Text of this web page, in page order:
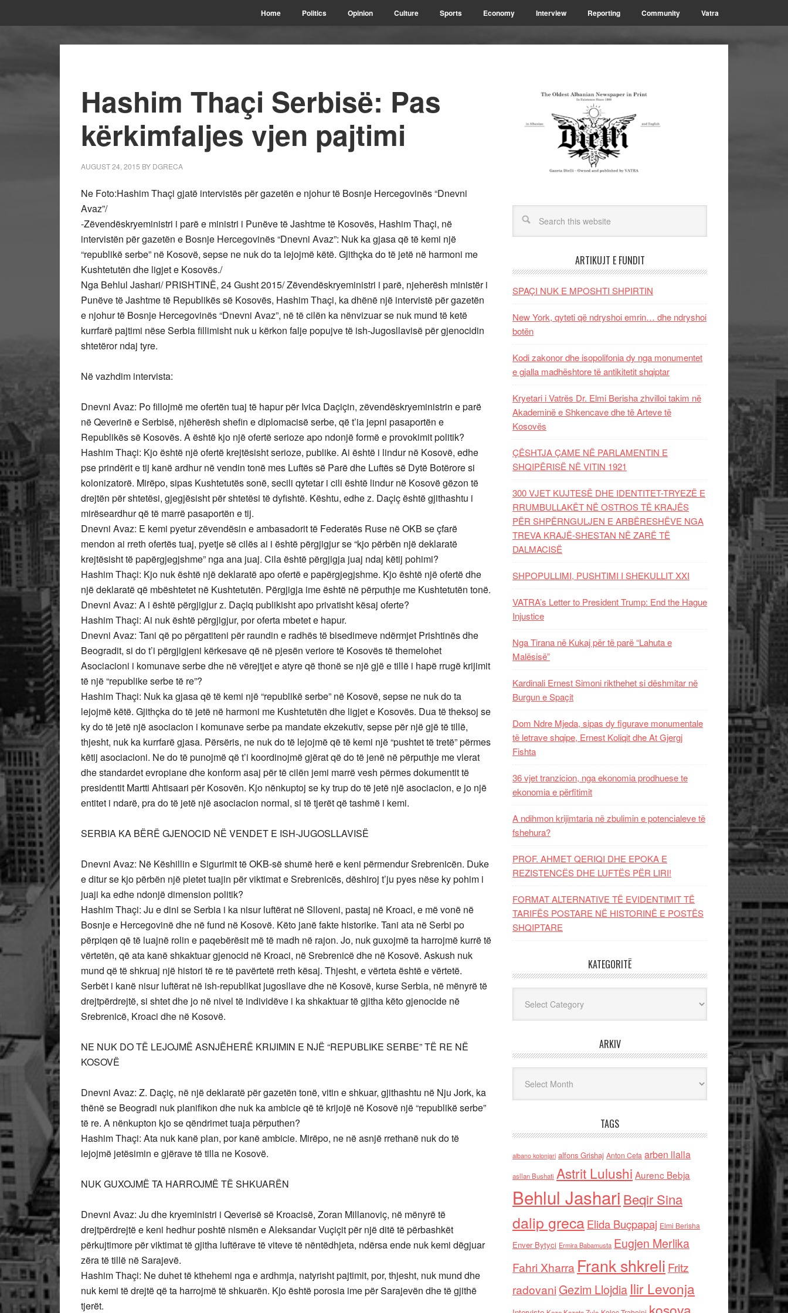
Home Politics Opinion Culture Sports Economy Interview Reporting Community Vatra
Hashim Thaçi Serbisë: Pas
kërkimfaljes vjen pajtimi
AUGUST 24, 2015 BY DGRECA
Ne Foto:Hashim Thaçi gjatë intervistës për gazetën e njohur të Bosnje Hercegovinës “Dnevni
Avaz”/
-Zëvendëskryeministri i parë e ministri i Punëve të Jashtme të Kosovës, Hashim Thaçi, në
intervistën për gazetën e Bosnje Hercegovinës “Dnevni Avaz”: Nuk ka gjasa që të kemi një
“republikë serbe” në Kosovë, sepse ne nuk do ta lejojmë këtë. Gjithçka do të jetë në harmoni me
Kushtetutën dhe ligjet e Kosovës./
Nga Behlul Jashari/ PRISHTINË, 24 Gusht 2015/ Zëvendëskryeministri i parë, njeherësh ministër i
Punëve të Jashtme të Republikës së Kosovës, Hashim Thaçi, ka dhënë një intervistë për gazetën
e njohur të Bosnje Hercegovinës “Dnevni Avaz”, në të cilën ka nënvizuar se nuk mund të ketë
kurrfarë pajtimi nëse Serbia fillimisht nuk u kërkon falje popujve të ish-Jugosllavisë për gjenocidin
shtetëror ndaj tyre.
Në vazhdim intervista:
Dnevni Avaz: Po fillojmë me ofertën tuaj të hapur për Ivica Daçiçin, zëvendëskryeministrin e parë
në Qeverinë e Serbisë, njëherësh shefin e diplomacisë serbe, që t’ia jepni pasaportën e
Republikës së Kosovës. A është kjo një ofertë serioze apo ndonjë formë e provokimit politik?
Hashim Thaçi: Kjo është një ofertë krejtësisht serioze, publike. Ai është i lindur në Kosovë, edhe
pse prindërit e tij kanë ardhur në vendin tonë mes Luftës së Parë dhe Luftës së Dytë Botërore si
kolonizatorë. Mirëpo, sipas Kushtetutës sonë, secili qytetar i cili është lindur në Kosovë gëzon të
drejtën për shtetësi, gjegjësisht për shtetësi të dyfishtë. Kështu, edhe z. Daçiç është gjithashtu i
mirëseardhur që të marrë pasaportën e tij.
Dnevni Avaz: E kemi pyetur zëvendësin e ambasadorit të Federatës Ruse në OKB se çfarë
mendon ai rreth ofertës tuaj, pyetje së cilës ai i është përgjigjur se “kjo përbën një deklaratë
krejtësisht të papërgjegjshme” nga ana juaj. Cila është përgjigja juaj ndaj këtij pohimi?
Hashim Thaçi: Kjo nuk është një deklaratë apo ofertë e papërgjegjshme. Kjo është një ofertë dhe
një deklaratë që mbështetet në Kushtetutën. Përgjigja ime është në përputhje me Kushtetutën tonë.
Dnevni Avaz: A i është përgjigjur z. Daçiq publikisht apo privatisht kësaj oferte?
Hashim Thaçi: Ai nuk është përgjigjur, por oferta mbetet e hapur.
Dnevni Avaz: Tani që po përgatiteni për raundin e radhës të bisedimeve ndërmjet Prishtinës dhe
Beogradit, si do t’i përgjigjeni kërkesave që në pjesën veriore të Kosovës të themelohet
Asociacioni i komunave serbe dhe në vërejtjet e atyre që thonë se një gjë e tillë i hapë rrugë krijimit
të një “republike serbe të re”?
Hashim Thaçi: Nuk ka gjasa që të kemi një “republikë serbe” në Kosovë, sepse ne nuk do ta
lejojmë këtë. Gjithçka do të jetë në harmoni me Kushtetutën dhe ligjet e Kosovës. Dua të theksoj se
ky do të jetë një asociacion i komunave serbe pa mandate ekzekutiv, sepse për një gjë të tillë,
thjesht, nuk ka kurrfarë gjasa. Përsëris, ne nuk do të lejojmë që të kemi një “pushtet të tretë” përmes
këtij asociacioni. Ne do të punojmë që t’i koordinojmë gjërat që do të jenë në përputhje me vlerat
dhe standardet evropiane dhe konform asaj për të cilën jemi marrë vesh përmes dokumentit të
presidentit Martti Ahtisaari për Kosovën. Kjo nënkuptoj se ky trup do të jetë një asociacion, e jo një
entitet i ndarë, pra do të jetë një asociacion normal, si të tjerët që tashmë i kemi.
SERBIA KA BËRË GJENOCID NË VENDET E ISH-JUGOSLLAVISË
Dnevni Avaz: Në Këshillin e Sigurimit të OKB-së shumë herë e keni përmendur Srebrenicën. Duke
e ditur se kjo përbën një pietet tuajin për viktimat e Srebrenicës, dëshiroj t’ju pyes nëse ky pohim i
juaji ka edhe ndonjë dimension politik?
Hashim Thaçi: Ju e dini se Serbia i ka nisur luftërat në Slloveni, pastaj në Kroaci, e më vonë në
Bosnje e Hercegovinë dhe në fund në Kosovë. Këto janë fakte historike. Tani ata në Serbi po
përpiqen që të luajnë rolin e paqebërësit më të madh në rajon. Jo, nuk guxojmë ta harrojmë kurrë të
vërtetën, që ata kanë shkaktuar gjenocid në Kroaci, në Srebrenicë dhe në Kosovë. Askush nuk
mund që të shkruaj një histori të re të pavërtetë rreth kësaj. Thjesht, e vërteta është e vërtetë.
Serbët i kanë nisur luftërat në ish-republikat jugosllave dhe në Kosovë, kurse Serbia, në mënyrë të
drejtpërdrejtë, si shtet dhe jo në nivel të individëve i ka shkaktuar të gjitha këto gjenocide në
Srebrenicë, Kroaci dhe në Kosovë.
NE NUK DO TË LEJOJMË ASNJËHERË KRIJIMIN E NJË “REPUBLIKE SERBE” TË RE NË
KOSOVË
Dnevni Avaz: Z. Daçiç, në një deklaratë për gazetën tonë, vitin e shkuar, gjithashtu në Nju Jork, ka
thënë se Beogradi nuk planifikon dhe nuk ka ambicie që të krijojë në Kosovë një “republikë serbe”
të re. A nënkupton kjo se qëndrimet tuaja përputhen?
Hashim Thaçi: Ata nuk kanë plan, por kanë ambicie. Mirëpo, ne në asnjë rrethanë nuk do të
lejojmë jetësimin e gjërave të tilla ne Kosovë.
NUK GUXOJMË TA HARROJMË TË SHKUARËN
Dnevni Avaz: Ju dhe kryeministri i Qeverisë së Kroacisë, Zoran Millanoviç, në mënyrë të
drejtpërdrejtë e keni hedhur poshtë nismën e Aleksandar Vuçiçit për një ditë të përbashkët
përkujtimore për viktimat të gjitha luftërave të viteve të nëntëdhjeta, ndërsa ende nuk kemi dëgjuar
zëra të tillë në Sarajevë.
Hashim Thaçi: Ne duhet të kthehemi nga e ardhmja, natyrisht pajtimit, por, thjesht, nuk mund dhe
nuk kemi të drejtë që ta harrojmë të shkuarën. Kjo është porosia ime për Sarajevën dhe të gjithë
tjerët.
ARTIKUJT E FUNDIT
SPAÇI NUK E MPOSHTI SHPIRTIN
New York, qyteti që ndryshoi emrin… dhe ndryshoi
botën
Kodi zakonor dhe isopolifonia dy nga monumentet
e gjalla madhështore të antikitetit shqiptar
Kryetari i Vatrës Dr. Elmi Berisha zhvilloi takim në
Akademinë e Shkencave dhe të Arteve të
Kosovës
ÇËSHTJA ÇAME NË PARLAMENTIN E
SHQIPËRISË NË VITIN 1921
300 VJET KUJTESË DHE IDENTITET-TRYEZË E
RRUMBULLAKËT NË OSTROS TË KRAJËS
PËR SHPËRNGULJEN E ARBËRESHËVE NGA
TREVA KRAJË-SHESTAN NË ZARË TË
DALMACISË
SHPOPULLIMI, PUSHTIMI I SHEKULLIT XXI
VATRA’s Letter to President Trump: End the Hague
Injustice
Nga Tirana në Kukaj për të parë “Lahuta e
Malësisë”
Kardinali Ernest Simoni rikthehet si dëshmitar në
Burgun e Spaçit
Dom Ndre Mjeda, sipas dy figurave monumentale
të letrave shqipe, Ernest Koliqit dhe At Gjergj
Fishta
36 vjet tranzicion, nga ekonomia prodhuese te
ekonomia e përfitimit
A ndihmon krijimtaria në zbulimin e potencialeve të
fshehura?
PROF. AHMET QERIQI DHE EPOKA E
REZISTENCЁS DHE LUFTЁS PЁR LIRI!
FORMAT ALTERNATIVE TË EVIDENTIMIT TË
TARIFËS POSTARE NË HISTORINË E POSTËS
SHQIPTARE
KATEGORITË
ARKIV
TAGS
albano kolonjari alfons Grishaj Anton Cefa arben llalla
asllan Bushati Astrit Lulushi Aurenc Bebja
Behlul Jashari Beqir Sina
dalip grecaElida Buçpapaj Elmi Berisha
Enver Bytyci Ermira Babamusta Eugjen Merlika
Fahri Xharra Frank shkreli Fritz
radovaniGezim Llojdia Ilir Levonja